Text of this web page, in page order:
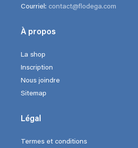
Courriel: contact@flodega.com
À propos
La shop
Inscription
Nous joindre
Sitemap
Légal
Termes et conditions